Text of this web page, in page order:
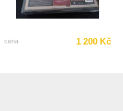
cena 1 200 Kč